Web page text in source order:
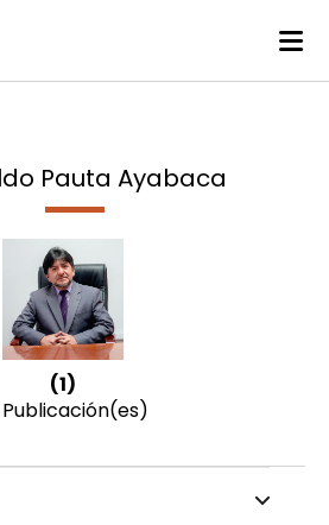
Pauta Ayabaca
(1)
Publicación(es)